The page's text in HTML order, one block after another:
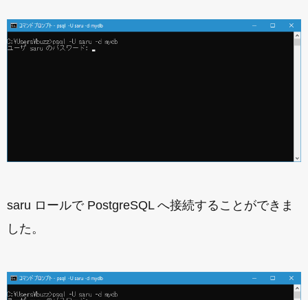
saru ロールで PostgreSQL へ接続することができま
した。